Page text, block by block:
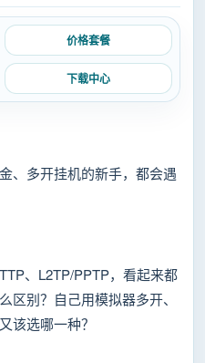
价格套餐
下载中心
、多开挂机的新手，都会遇
、L2TP/PPTP，看起来都
区别？自己用模拟器多开、
该选哪一种？